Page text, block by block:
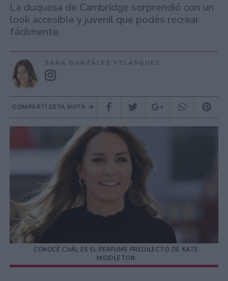
La duquesa de Cambridge sorprendió con un
look accesible y juvenil que podés recrear
fácilmente.
SARA GONZÁLEZ VELÁSQUEZ
COMPARTÍ ESTA NOTA
CONOCÉ CUÁL ES EL PERFUME PREDILECTO DE KATE
MIDDLETON